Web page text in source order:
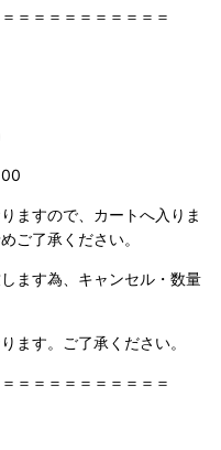
＝＝＝＝＝＝＝＝＝＝
ますので、カートへ入りま
ご了承ください。
ます為、キャンセル・数量
ます。ご了承ください。
＝＝＝＝＝＝＝＝＝＝